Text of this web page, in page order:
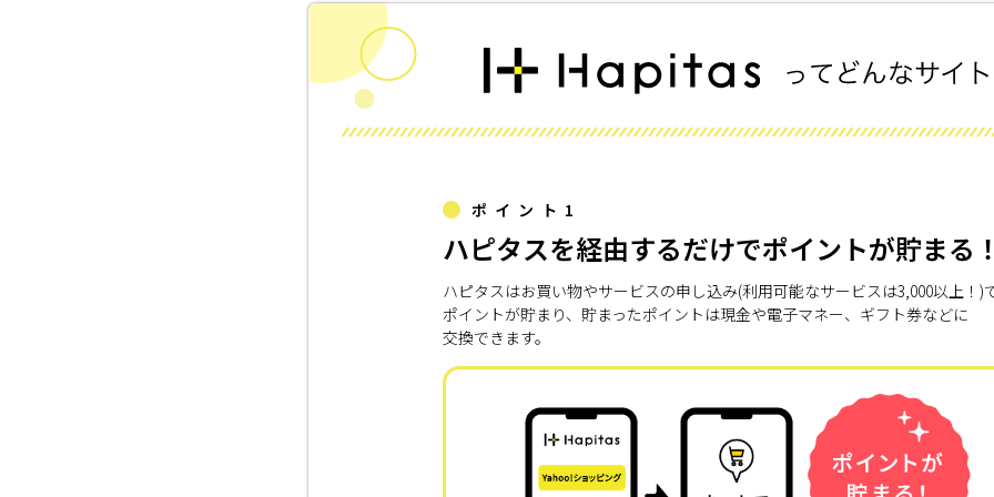
ポイント1
ハピタスを経由するだけでポイントが貯まる
ハピタスはお買い物やサービスの申し込み(利用可能なサービスは3,000以上！)
ポイントが貯まり、貯まったポイントは現金や電子マネー、ギフト券などに
交換できます。